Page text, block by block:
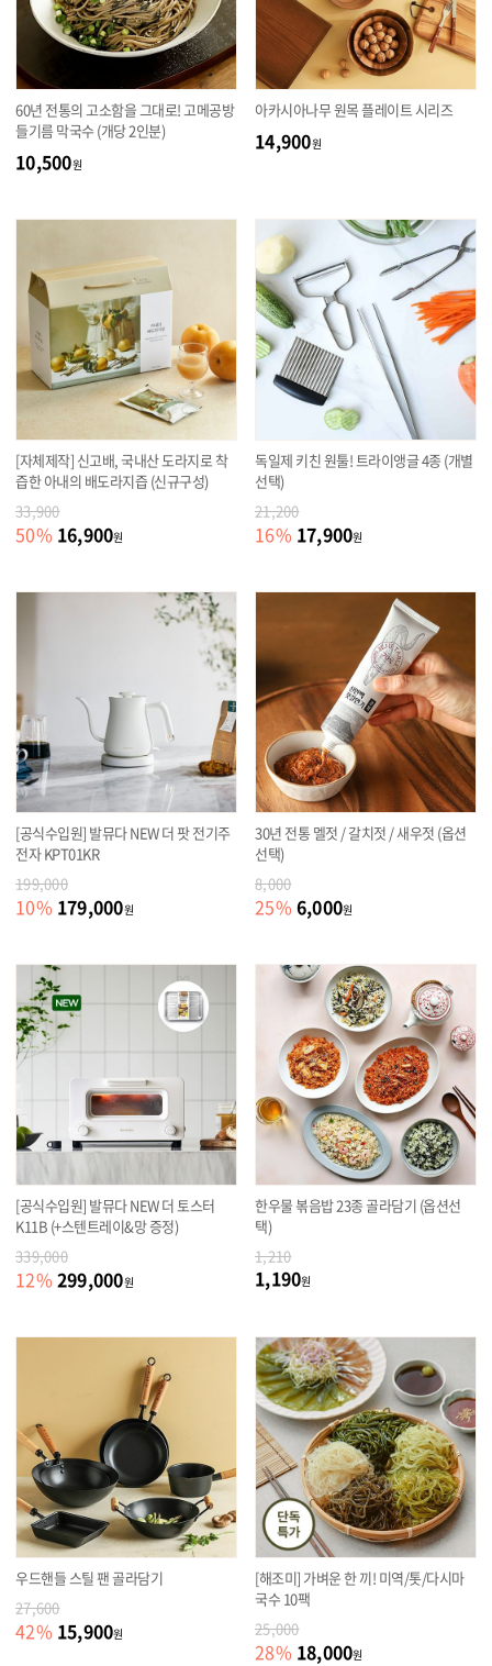
60년 전통의 고소함을 그대로! 고메공방
들기름 막국수 (개당 2인분)
10,500원
아카시아나무 원목 플레이트 시리즈
14,900원
[자체제작] 신고배, 국내산 도라지로 착
즙한 아내의 배도라지즙 (신규구성)
33,900
50% 16,900원
독일제 키친 원툴! 트라이앵글 4종 (개별
선택)
21,200
16% 17,900원
[공식수입원] 발뮤다 NEW 더 팟 전기주
전자 KPT01KR
199,000
10% 179,000원
30년 전통 멜젓 / 갈치젓 / 새우젓 (옵션
선택)
8,000
25% 6,000원
[공식수입원] 발뮤다 NEW 더 토스터
K11B (+스텐트레이&망 증정)
339,000
12% 299,000원
한우물 볶음밥 23종 골라담기 (옵션선
택)
1,210
1,190원
우드핸들 스틸 팬 골라담기
27,600
42% 15,900원
[해조미] 가벼운 한 끼! 미역/톳/다시마
국수 10팩
25,000
28% 18,000원